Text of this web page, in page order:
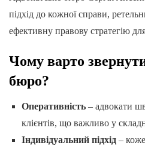
підхід до кожної справи,
ефективну правову стратегію
Чому варто
бюро?
Оперативність– адвокати
клієнтів, що важливо у
Індивідуальний підхід–